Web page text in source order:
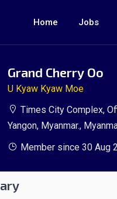
Home Jobs
Grand Cherry Oo
U Kyaw Kyaw Moe
Times City Complex,
Yangon, Myanmar.,
Member since 30 Aug